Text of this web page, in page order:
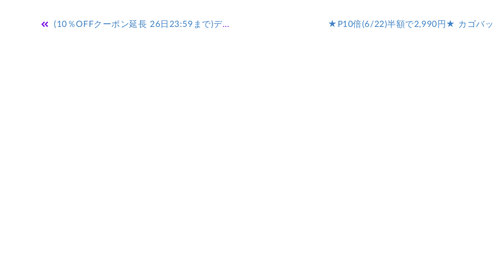
投(10％OFFクーポン延長 26日23:59まで)ディズニー OSHIRI KAWAII スライドミラー スマホアクセサリー 携帯 ミラー スマホ 人気 かわいい キャラクター 雑貨 キャラクター 鏡 おしゃれ 小物 ミッキー プーさん ミニー グッズ コスメ ステッカー シール 手鏡 ★P10倍(6/22)半額で2,990円★ カゴバック ショルダー かごバッグ ベージュ カジュアル 大容量 通勤 春 カゴバッグ レディース ショルダーバッグ ブラウン 夏 シンプル バッグ 大人かわいい 収納 旅行 斜めがけ ママバッグ